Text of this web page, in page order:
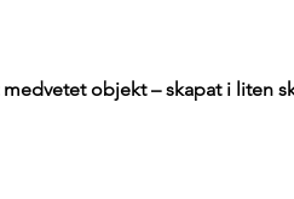
medvetet objekt – skapat i liten